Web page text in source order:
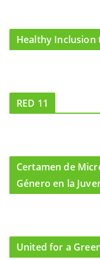
Healthy
RED 11
Certamen de
Género en la
United for a